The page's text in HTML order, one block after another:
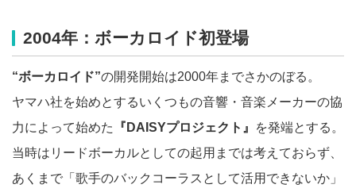
2004年：ボーカロイド初登場
“ボーカロイド”の開発開始は2000年までさかのぼる。
ヤマハ社を始めとするいくつもの音響・音楽メーカーの協
力によって始めた
『DAISYプロジェクト』
を発端とする。
当時はリードボーカルとしての起用までは考えておらず、
あくまで「歌手のバックコーラスとして活用できないか」